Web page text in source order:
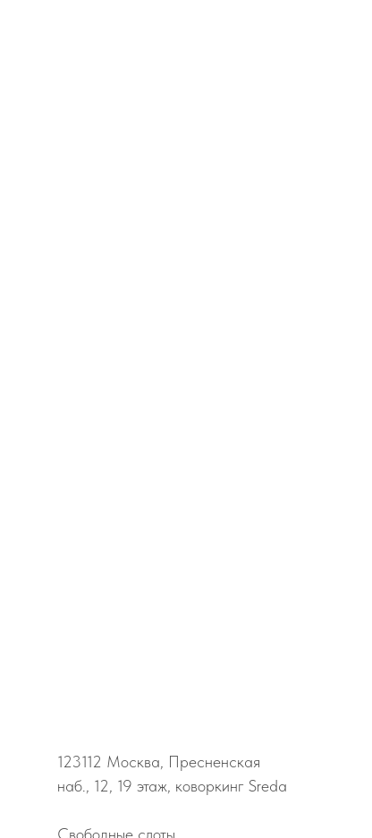
123112 Москва, Пресненская
наб., 12, 19 этаж, коворкинг Sreda
Свободные слоты